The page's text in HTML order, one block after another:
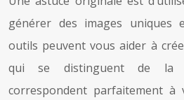
générer des images uniques
outils peuvent vous aider à
qui se distinguent de la
correspondent parfaitement à